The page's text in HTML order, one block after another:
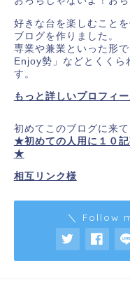
好きな台を楽しむこと
ブログを作りました。
専業や兼業といった形で
Enjoy勢」などとくくら
す。
もっと詳しいプロフィ
初めてこのブログに来
★初めての人用に１０記
★
相互リンク様
＼ Follow